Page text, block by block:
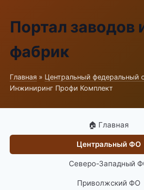
Портал заводов
фабрик
Главная » Центральный федеральный
Инжиниринг Профи Комплект
🏠 Главная
Центральный ФО
Северо-Западный
Приволжский ФО